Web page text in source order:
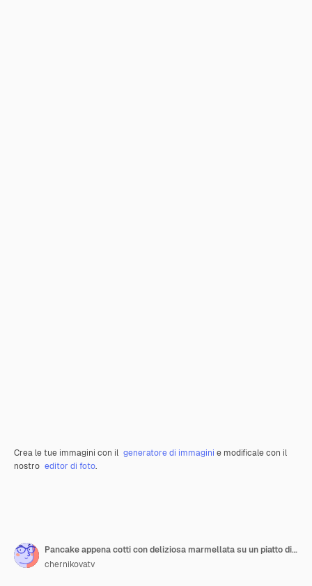
Crea le tue immagini con il generatore di immagini e modificale con il
nostro editor di foto.
Pancake appena cotti con deliziosa marmellata su un piatto di ceramica
chernikovatv